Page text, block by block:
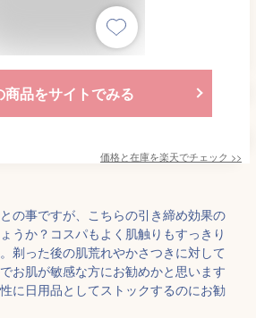
商品をサイトでみる
価格と在庫を楽天でチェック >>
の事ですが、こちらの引き締め効果の
うか？コスパもよく肌触りもすっきり
剃った後の肌荒れやかさつきに対して
お肌が敏感な方にお勧めかと思います
に日用品としてストックするのにお勧